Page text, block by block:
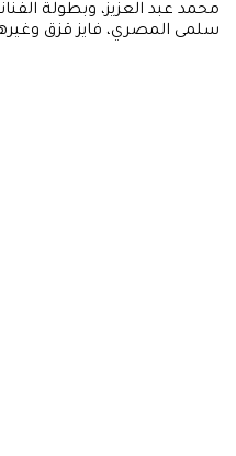
محمد عبد العزيز، وبطولة
سلمى المصري، فايز قزق